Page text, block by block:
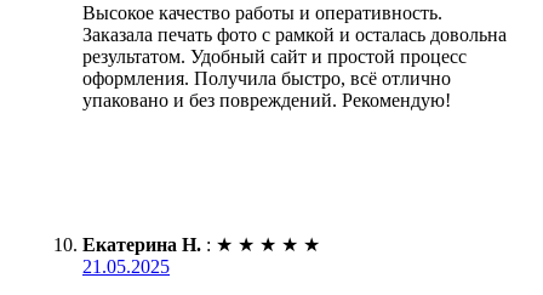
Высокое качество работы и оперативность.
Заказала печать фото с рамкой и осталась довольна
результатом. Удобный сайт и простой процесс
оформления. Получила быстро, всё отлично
упаковано и без повреждений. Рекомендую!
Екатерина Н. : ★ ★ ★ ★ ★
21.05.2025